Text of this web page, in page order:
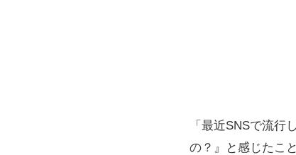
「最近SNSで流
の？』と感じたこ